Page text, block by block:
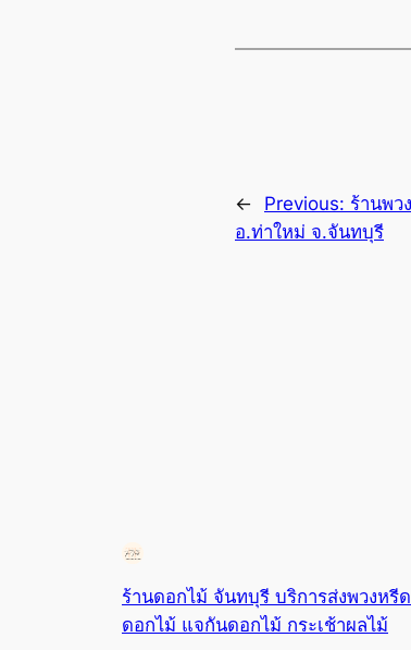
← Previous: ร้านพว
อ.ท่าใหม่ จ.จันทบุรี
ร้านดอกไม้ จันทบุรี บริการส่งพวงหรี
ดอกไม้ แจกันดอกไม้ กระเช้าผลไม้